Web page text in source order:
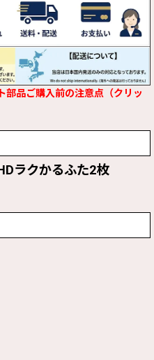
品ご購入前の注意点（クリッ
ラクかるふた2枚